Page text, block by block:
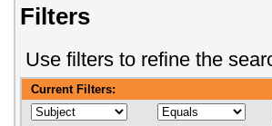
Filters
Use filters to refine the
Current Filters: